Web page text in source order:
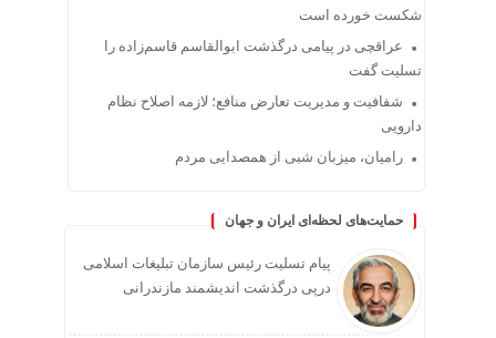
شکست خورده است
عراقچی در پیامی درگذشت ابوالقاسم قاسم‌زاده را
تسلیت گفت
شفافیت و مدیریت تعارض منافع؛ لازمه اصلاح نظام
دارویی
رامیان، میزبان شبی از همصدایی مردم
حمایت‌های لحظه‌ای ایران و جهان
پیام تسلیت رئیس سازمان تبلیغات اسلامی
درپی درگذشت اندیشمند مازندرانی